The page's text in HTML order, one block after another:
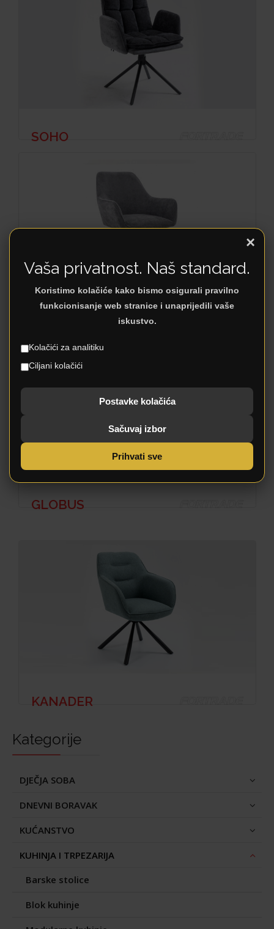
SOHO
GLOBUS
KANADER
Kategorije
DJEČJA SOBA
DNEVNI BORAVAK
KUĆANSTVO
KUHINJA I TRPEZARIJA
Barske stolice
Blok kuhinje
×
Vaša privatnost. Naš standard.
Koristimo kolačiće kako bismo osigurali pravilno
funkcionisanje web stranice i unaprijedili vaše
iskustvo.
Kolačići za analitiku
Ciljani kolačići
Postavke kolačića
Sačuvaj izbor
Prihvati sve